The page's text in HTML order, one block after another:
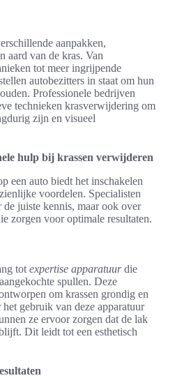
aanpakken,
aard van de kras. Van
tot meer ingrijpende
autobezitters in staat om hun
Professionele bedrijven
technieken krasverwijdering om
zijn en visueel
hulp bij krassen verwijderen
een auto biedt het inschakelen
voordelen. Specialisten
juiste kennis, maar ook over
zorgen voor optimale resultaten.
tot expertise apparatuurdie
spullen. Deze
om krassen grondig en
gebruik van deze apparatuur
ze ervoor zorgen dat de lak
Dit leidt tot een esthetisch